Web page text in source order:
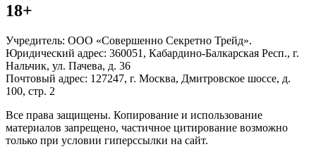
18+
Учредитель: ООО «Совершенно Секретно Трейд».
Юридический адрес: 360051, Кабардино-Балкарская Респ., г.
Нальчик, ул. Пачева, д. 36
Почтовый адрес: 127247, г. Москва, Дмитровское шоссе, д.
100, стр. 2
Все права защищены. Копирование и использование
материалов запрещено, частичное цитирование возможно
только при условии гиперссылки на сайт.